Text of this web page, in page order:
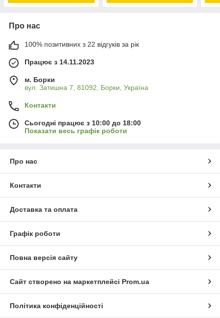
Про нас
100% позитивних з 22 відгуків за рік
Працює з 14.11.2023
м. Борки
вул. Затишна 7, 81092, Борки, Україна
Контакти
Сьогодні працює з 10:00 до 18:00
Показати весь графік роботи
Про нас
Контакти
Доставка та оплата
Графік роботи
Повна версія сайту
Сайт створено на маркетплейсі Prom.ua
Політика конфіденційності